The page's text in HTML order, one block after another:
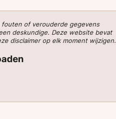
of verouderde gegevens
deskundige. Deze website bevat
disclaimer op elk moment wijzigen.